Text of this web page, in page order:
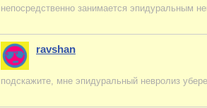
непосредственно занимается эпидуральным
ravshan
подскажите, мне эпидуральный невролиз